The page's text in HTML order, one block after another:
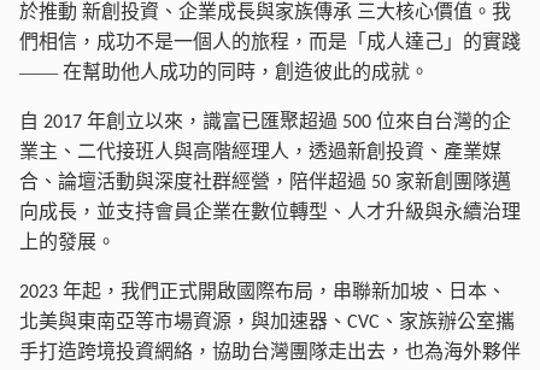
於推動 新創投資、企業成長與家族傳承 三大核心價值。我
們相信，成功不是一個人的旅程，而是「成人達己」的實踐
—— 在幫助他人成功的同時，創造彼此的成就。
自 2017 年創立以來，識富已匯聚超過 500 位來自台灣的企
業主、二代接班人與高階經理人，透過新創投資、產業媒
合、論壇活動與深度社群經營，陪伴超過 50 家新創團隊邁
向成長，並支持會員企業在數位轉型、人才升級與永續治理
上的發展。
2023 年起，我們正式開啟國際布局，串聯新加坡、日本、
北美與東南亞等市場資源，與加速器、 CVC 、家族辦公室攜
手打造跨境投資網絡，協助台灣團隊走出去，也為海外夥伴